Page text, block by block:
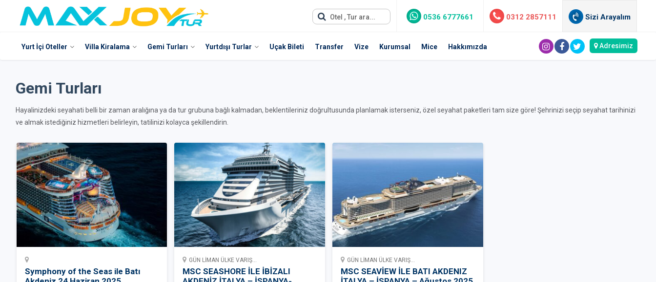
Sizi Arayalım
0312 2857111
0536 6777661
Otel , Tur ara...
Yurt İçi Oteller Villa Kiralama Gemi Turları Yurtdışı Turlar Uçak Bileti Transfer Vize Kurumsal Mice Hakkımızda Adresimiz
Gemi Turları
Hayalinizdeki seyahati belli bir zaman aralığına ya da tur grubuna bağlı kalmadan, beklentileriniz doğrultusunda planlamak isterseniz, özel seyahat paketleri tam size göre! Şehrinizi seçip seyahat tarihinizi
ve almak istediğiniz hizmetleri belirleyin, tatilinizi kolayca şekillendirin.
Symphony of the Seas ile Batı
GÜN LİMAN ÜLKE VARIŞ...
MSC SEASHORE İLE İBİZALI
GÜN LİMAN ÜLKE VARIŞ...
MSC SEAVİEW İLE BATI AKDENIZ